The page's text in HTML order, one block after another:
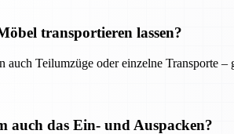
transportieren lassen?
auch Teilumzüge oder einzelne Transporte –
auch das Ein- und Auspacken?